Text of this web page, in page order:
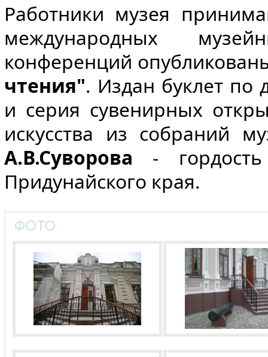
Работники музея
международных
конференций
чтения". Издан буклет по
и серия сувенирных
искусства из собраний
А.В.Суворова -
Придунайского края.